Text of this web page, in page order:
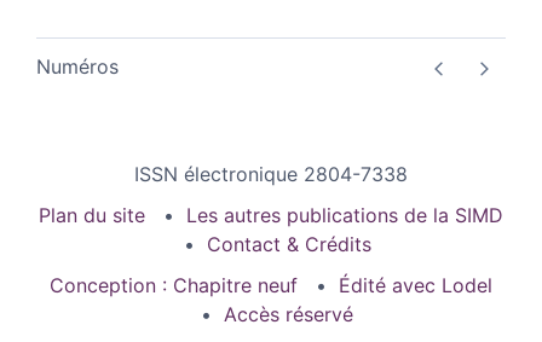
Numéros
ISSN électronique 2804-7338
Plan du site
Les autres publications de la SIMD
Contact & Crédits
Conception : Chapitre neuf
Édité avec Lodel
Accès réservé